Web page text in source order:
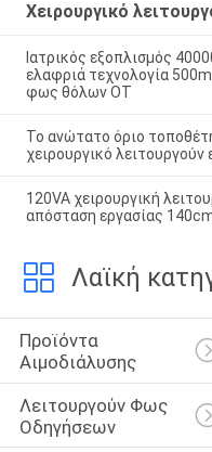
Χειρουργικό
Ιατρικός εξοπλισμός
ελαφριά τεχνολογία
φως θόλων OT
Το ανώτατο όριο
χειρουργικό
120VA χειρουργική
απόσταση εργασίας
Λαϊκή
Προϊόντα
Αιμοδιάλυσης
Λειτουργούν Φως
Οδηγήσεων